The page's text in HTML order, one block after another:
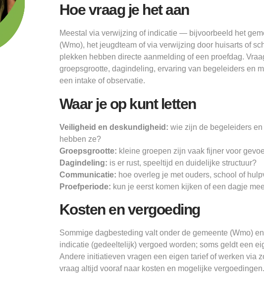
Hoe vraag je het aan
Meestal via verwijzing of indicatie — bijvoorbeeld het
(Wmo), het jeugdteam of via verwijzing door huisarts of
plekken hebben directe aanmelding of een proefdag.
groepsgrootte, dagindeling, ervaring van begeleiders en
een intake of observatie.
Waar je op kunt letten
Veiligheid en deskundigheid: wie zijn de begeleiders
hebben ze?
Groepsgrootte: kleine groepen zijn vaak fijner voor
Dagindeling: is er rust, speeltijd en duidelijke structuur?
Communicatie: hoe overleg je met ouders, school of
Proefperiode: kun je eerst komen kijken of een dagje
Kosten en vergoeding
Sommige dagbesteding valt onder de gemeente (Wmo)
indicatie (gedeeltelijk) vergoed worden; soms geldt een
Andere initiatieven vragen een eigen tarief of werken via
vraag altijd vooraf naar kosten en mogelijke vergoedingen.